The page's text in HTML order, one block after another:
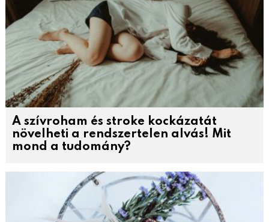
A szívroham és stroke kockázatát
növelheti a rendszertelen alvás! Mit
mond a tudomány?